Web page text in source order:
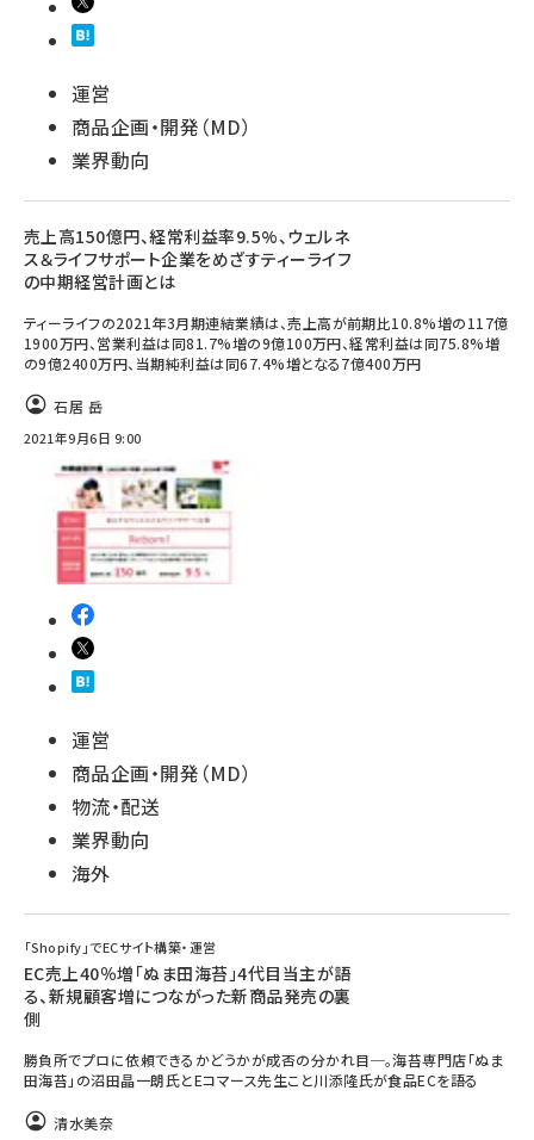
運営
商品企画・開発（MD）
業界動向
売上高150億円、経常利益率9.5%、ウェルネ
ス＆ライフサポート企業をめざすティーライフ
の中期経営計画とは
ティーライフの2021年3月期連結業績は、売上高が前期比10.8%増の117億
1900万円、営業利益は同81.7%増の9億100万円、経常利益は同75.8%増
の9億2400万円、当期純利益は同67.4%増となる7億400万円
石居 岳
2021年9月6日 9:00
運営
商品企画・開発（MD）
物流・配送
業界動向
海外
「Shopify」でECサイト構築・運営
EC売上40％増「ぬま田海苔」4代目当主が語
る、新規顧客増につながった新商品発売の裏
側
勝負所でプロに依頼できるかどうかが成否の分かれ目─。海苔専門店「ぬま
田海苔」の沼田晶一朗氏とEコマース先生こと川添隆氏が食品ECを語る
清水美奈